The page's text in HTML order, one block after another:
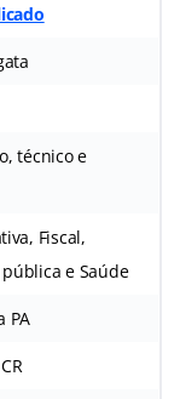
técnico e
Fiscal,
e Saúde
PA